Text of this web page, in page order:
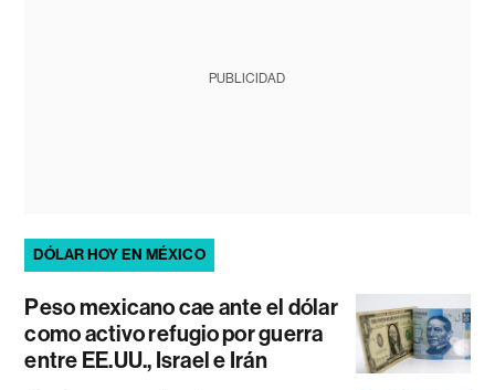
PUBLICIDAD
DÓLAR HOY EN MÉXICO
Peso mexicano cae ante el dólar
como activo refugio por guerra
entre EE.UU., Israel e Irán